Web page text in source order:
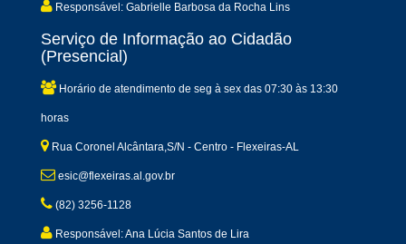
Responsável: Gabrielle Barbosa da Rocha Lins
Serviço de Informação ao Cidadão
(Presencial)
Horário de atendimento de seg à sex das 07:30 às 13:30
horas
Rua Coronel Alcântara,S/N - Centro - Flexeiras-AL
esic@flexeiras.al.gov.br
(82) 3256-1128
Responsável: Ana Lúcia Santos de Lira